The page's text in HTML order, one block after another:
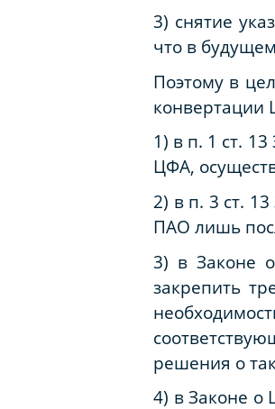
3) снятие
что в
Поэтому в
конвертации
1) в п. 1 ст.
ЦФА,
2) в п. 3 ст.
ПАО лишь
3) в Законе
закрепить
решения о
4) в Законе о